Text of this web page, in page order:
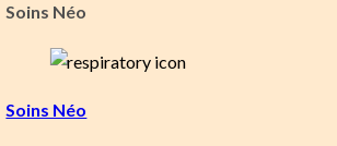
Soins Néo
Soins Néo